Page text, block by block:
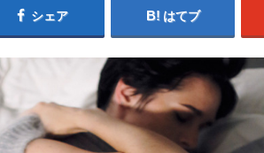
シェア はてブ